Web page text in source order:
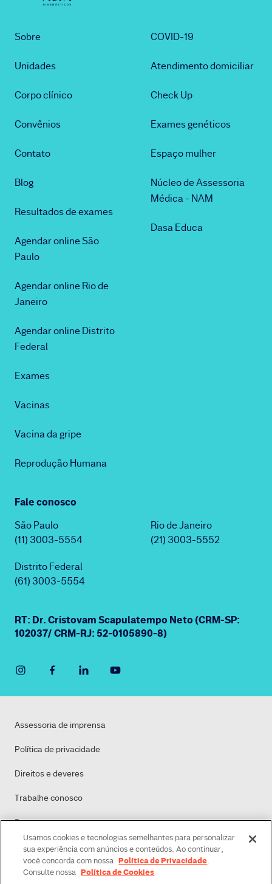
Sobre
Unidades
Corpo clínico
Convênios
Contato
Blog
Resultados de exames
Agendar online São
Paulo
Agendar online Rio de
Janeiro
Agendar online Distrito
Federal
Exames
Vacinas
Vacina da gripe
Reprodução Humana
COVID-19
Atendimento domiciliar
Check Up
Exames genéticos
Espaço mulher
Núcleo de Assessoria
Médica - NAM
Dasa Educa
Fale conosco
São Paulo
(11) 3003-5554
Rio de Janeiro
(21) 3003-5552
Distrito Federal
(61) 3003-5554
RT: Dr. Cristovam Scapulatempo Neto (CRM-SP:
102037/ CRM-RJ: 52-0105890-8)
Assessoria de imprensa
Política de privacidade
Direitos e deveres
Trabalhe conosco
Dasa
Política de Cookies
Usamos cookies e tecnologias semelhantes para personalizar
sua experiência com anúncios e conteúdos. Ao continuar,
você concorda com nossa Política de Privacidade.
Consulte nossa Política de Cookies